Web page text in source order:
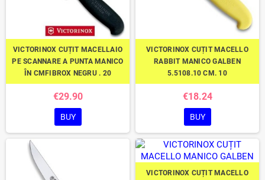
VICTORINOX CUȚIT MACELLAIO
PE SCANNARE A PUNTA MANICO
ÎN CMFIBROX NEGRU . 20
€29.90
BUY
VICTORINOX CUȚIT MACELLO
RABBIT MANICO GALBEN
5.5108.10 CM. 10
€18.24
BUY
VICTORINOX CUȚIT MACELLO